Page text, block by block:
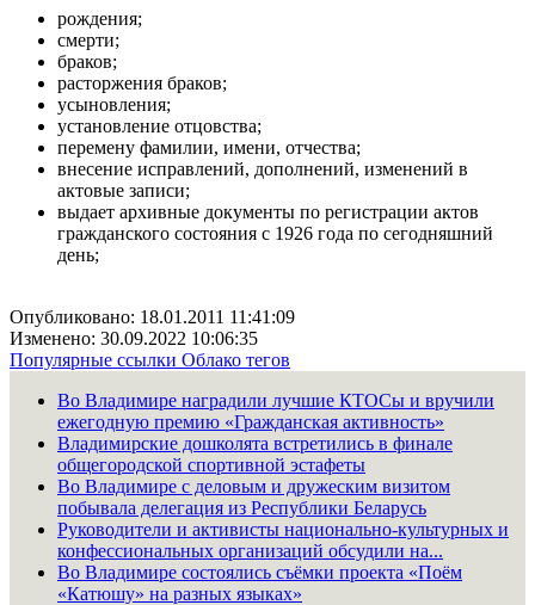
рождения;
смерти;
браков;
расторжения браков;
усыновления;
установление отцовства;
перемену фамилии, имени, отчества;
внесение исправлений, дополнений, изменений в
актовые записи;
выдает архивные документы по регистрации актов
гражданского состояния с 1926 года по сегодняшний
день;
Опубликовано: 18.01.2011 11:41:09
Изменено: 30.09.2022 10:06:35
Популярные ссылки Облако тегов
Во Владимире наградили лучшие КТОСы и вручили
ежегодную премию «Гражданская активность»
Владимирские дошколята встретились в финале
общегородской спортивной эстафеты
Во Владимире с деловым и дружеским визитом
побывала делегация из Республики Беларусь
Руководители и активисты национально-культурных и
конфессиональных организаций обсудили на...
Во Владимире состоялись съёмки проекта «Поём
«Катюшу» на разных языках»